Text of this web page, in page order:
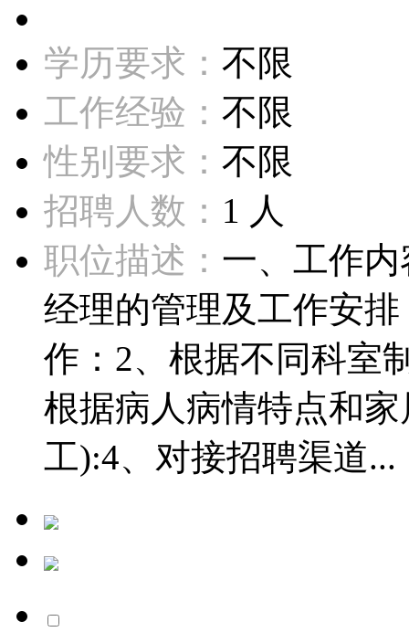
学历要求： 不限
工作经验： 不限
性别要求： 不限
招聘人数： 1 人
职位描述： 一、工作
经理的管理及工作安
作：2、根据不同科室
根据病人病情特点和
工):4、对接招聘渠道...